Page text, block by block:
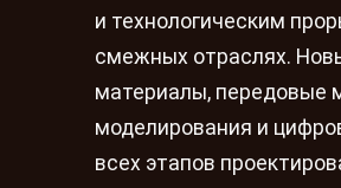
и технологическим
смежных отраслях.
материалы, передовые
моделирования и
всех этапов